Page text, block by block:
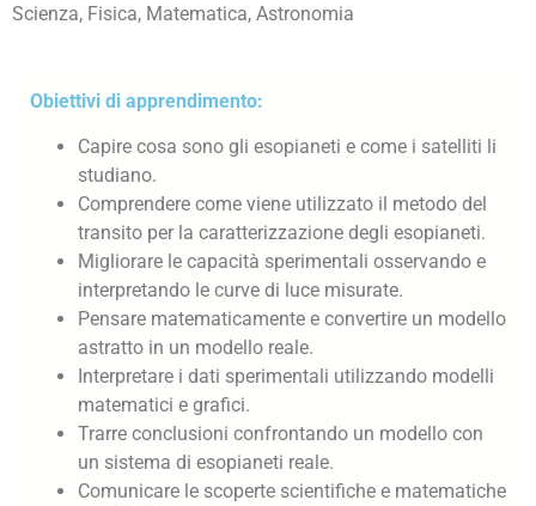
Scienza, Fisica, Matematica, Astronomia
Obiettivi di apprendimento:
Capire cosa sono gli esopianeti e come i satelliti li
studiano.
Comprendere come viene utilizzato il metodo del
transito per la caratterizzazione degli esopianeti.
Migliorare le capacità sperimentali osservando e
interpretando le curve di luce misurate.
Pensare matematicamente e convertire un modello
astratto in un modello reale.
Interpretare i dati sperimentali utilizzando modelli
matematici e grafici.
Trarre conclusioni confrontando un modello con
un sistema di esopianeti reale.
Comunicare le scoperte scientifiche e matematiche